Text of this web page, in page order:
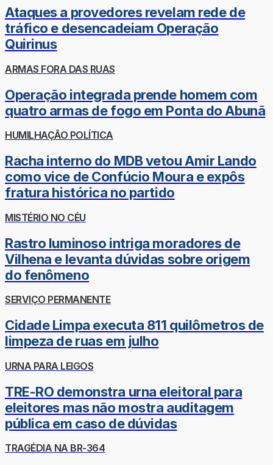
Ataques a provedores revelam rede de
tráfico e desencadeiam Operação
Quirinus
ARMAS FORA DAS RUAS
Operação integrada prende homem com
quatro armas de fogo em Ponta do Abunã
HUMILHAÇÃO POLÍTICA
Racha interno do MDB vetou Amir Lando
como vice de Confúcio Moura e expôs
fratura histórica no partido
MISTÉRIO NO CÉU
Rastro luminoso intriga moradores de
Vilhena e levanta dúvidas sobre origem
do fenômeno
SERVIÇO PERMANENTE
Cidade Limpa executa 811 quilômetros de
limpeza de ruas em julho
URNA PARA LEIGOS
TRE-RO demonstra urna eleitoral para
eleitores mas não mostra auditagem
pública em caso de dúvidas
TRAGÉDIA NA BR-364